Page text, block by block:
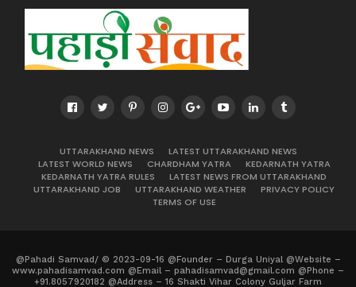
UTTARAKHAND NEWS
LATEST UTTARAKHAND NEWS
LATEST WORLD NEWS
CHARDHAM YATRA
KEDARNATH YATRA
KEDARNATH YATRA RULES
LATEST NEWS FROM UTTARAKHAND
UTTARAKHAND JOB
UTTARAKHAND WEATHER
PRIVACY POLICY
TERMS OF USE
@Pahadi Samvad/ © 2023-09-16 @Founder – Durga Uniyal @Website –
www.pahadisamvad.com @Email – pahadisamvad@gmail.com @Phone –
+91.8057920182 @Address – 16 Shakti Vihar Colony Guljar Farm